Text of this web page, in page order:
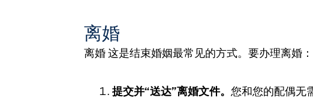
离婚
离婚 这是结束婚姻最常见的方式。要办理离婚：
提交并“送达”离婚文件。您和您的配偶无